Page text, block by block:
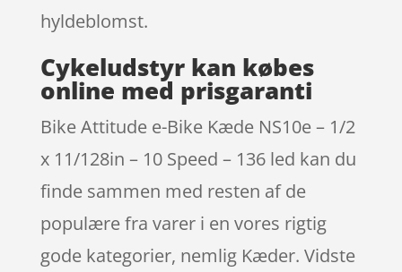
hyldeblomst.
Cykeludstyr kan købes
online med prisgaranti
Bike Attitude e-Bike Kæde NS10e – 1/2
x 11/128in – 10 Speed – 136 led kan du
finde sammen med resten af de
populære fra varer i en vores rigtig
gode kategorier, nemlig Kæder. Vidste